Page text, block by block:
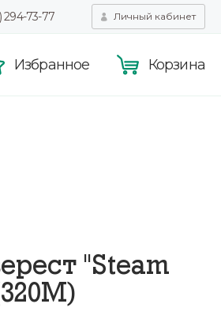
294-73-77 Личный кабинет
Избранное Корзина
"Steam